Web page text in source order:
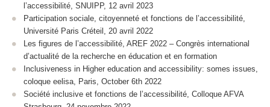
l’accessibilité, SNUIPP, 12 avril 2023
Participation sociale, citoyenneté et fonctions de l’accessibilité,
Université Paris Créteil, 20 avril 2022
Les figures de l’accessibilité, AREF 2022 – Congrès international
d’actualité de la recherche en éducation et en formation
Inclusiveness in Higher education and accessibility: somes issues,
coloque eelisa, Paris, October 6th 2022
Société inclusive et fonctions de l’accessibilité, Colloque AFVA